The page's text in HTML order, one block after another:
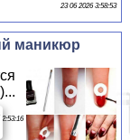
23 06 2026 3:58:53
маникюр